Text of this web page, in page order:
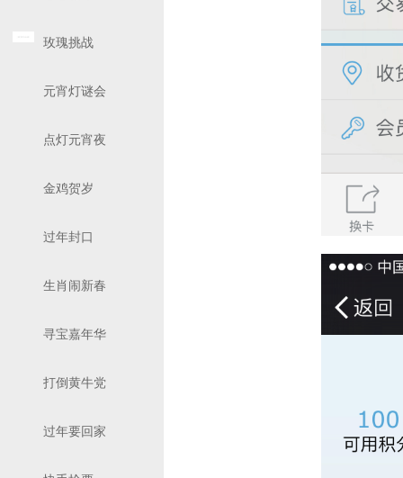
玫瑰挑战
元宵灯谜会
点灯元宵夜
金鸡贺岁
过年封口
生肖闹新春
寻宝嘉年华
打倒黄牛党
过年要回家